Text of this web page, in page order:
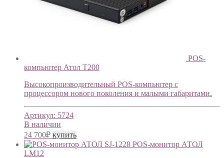
POS-
компьютер Атол Т200
Высокопроизводительный POS-компьютер с
процессором нового поколения и малыми габаритами.
Артикул: 5724
В наличии
24 700₽ купить
POS-монитор АТОЛ
LM12